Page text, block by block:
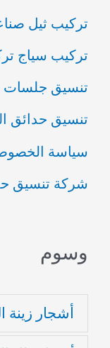
تركيب ثيل صناعي
تركيب سياج تركي
تنسيق جلسات
تنسيق حدائق الكويت
سياسة
شركة تنسيق
وسوم
أشجار زينة